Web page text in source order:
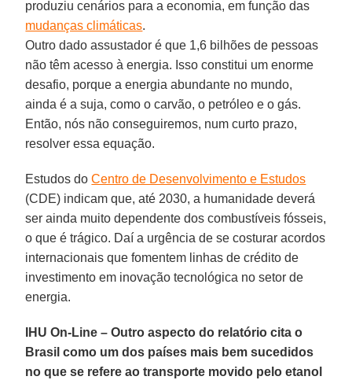
produziu cenários para a economia, em função das
mudanças climáticas.
Outro dado assustador é que 1,6 bilhões de pessoas
não têm acesso à energia. Isso constitui um enorme
desafio, porque a energia abundante no mundo,
ainda é a suja, como o carvão, o petróleo e o gás.
Então, nós não conseguiremos, num curto prazo,
resolver essa equação.
Estudos doCentro de Desenvolvimento e Estudos
(CDE) indicam que, até 2030, a humanidade deverá
ser ainda muito dependente dos combustíveis fósseis,
o que é trágico. Daí a urgência de se costurar acordos
internacionais que fomentem linhas de crédito de
investimento em inovação tecnológica no setor de
energia.
IHU On-Line – Outro aspecto do relatório cita o
Brasil como um dos países mais bem sucedidos
no que se refere ao transporte movido pelo etanol